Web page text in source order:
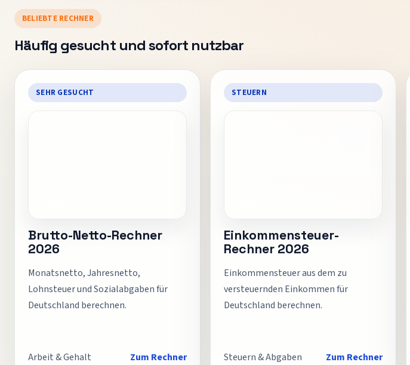
BELIEBTE RECHNER
Häufig gesucht und sofort nutzbar
SEHR GESUCHT
Brutto-Netto-Rechner
2026
Monatsnetto, Jahresnetto,
Lohnsteuer und Sozialabgaben für
Deutschland berechnen.
Arbeit & Gehalt Zum Rechner
STEUERN
Einkommensteuer-
Rechner 2026
Einkommensteuer aus dem zu
versteuernden Einkommen für
Deutschland berechnen.
Steuern & Abgaben Zum Rechner